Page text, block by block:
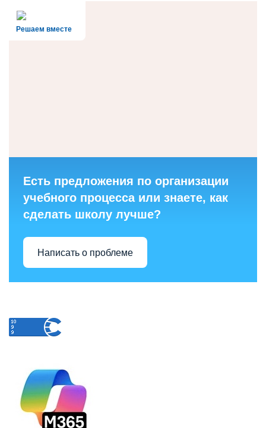
Решаем вместе
Есть предложения по организации
учебного процесса или знаете, как
сделать школу лучше?
Написать о проблеме